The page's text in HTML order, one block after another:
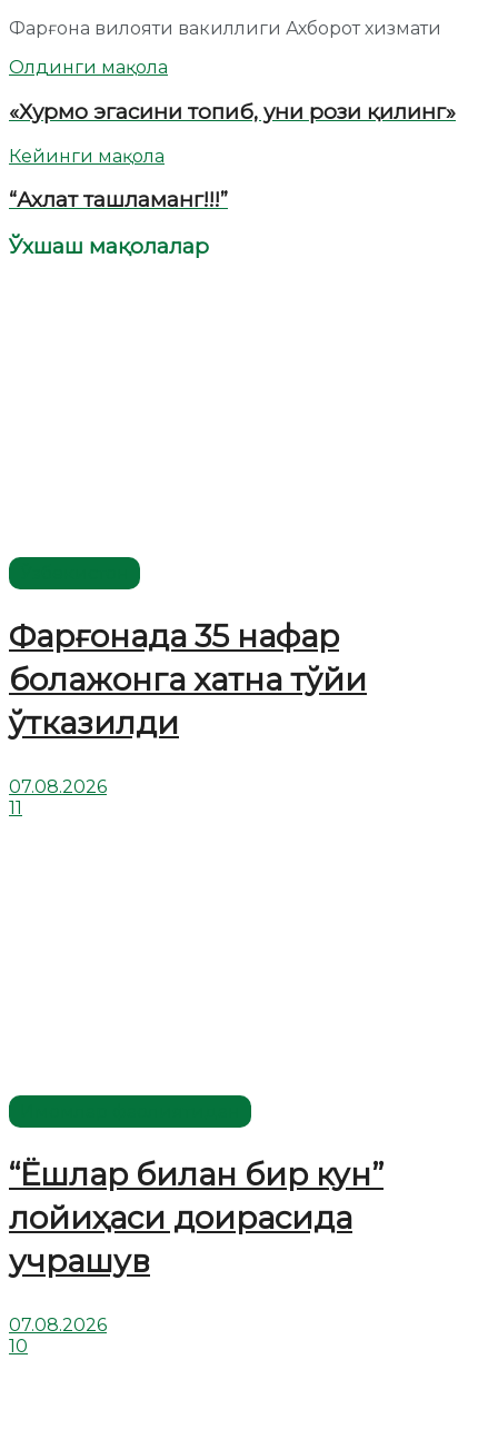
Фарғона вилояти вакиллиги Ахборот хизмати
Олдинги мақола
«Хурмо эгасини топиб, уни рози қилинг»
Кейинги мақола
“Ахлат ташламанг!!!”
Ўхшаш мақолалар
Фарғонада 35 нафар
болажонга хатна тўйи
ўтказилди
07.08.2026
11
“Ёшлар билан бир кун”
лойиҳаси доирасида
учрашув
07.08.2026
10